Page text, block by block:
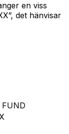
en viss
det hänvisar